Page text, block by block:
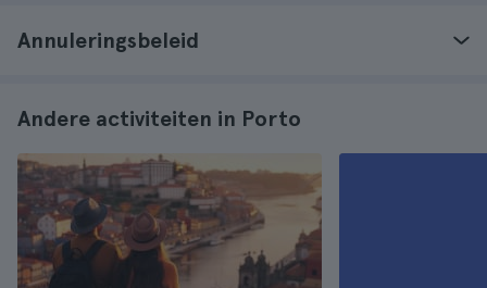
Annuleringsbeleid
Andere activiteiten in Porto